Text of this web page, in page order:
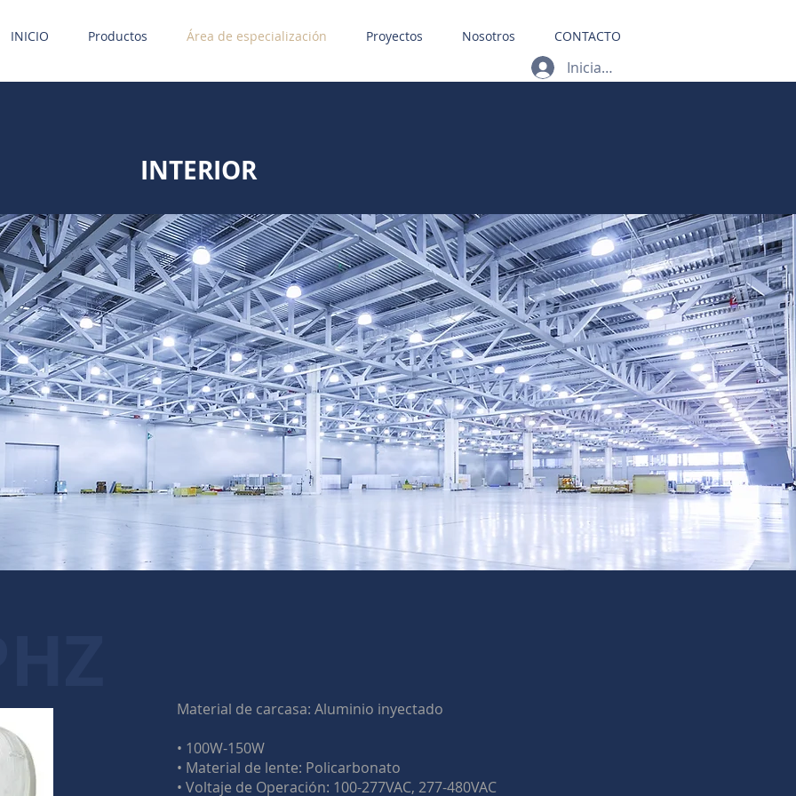
INICIO Productos Área de especialización Proyectos Nosotros CONTACTO
Iniciar sesión
INTERIOR
Material de carcasa: Aluminio inyectado
• 100W-150W​
• Material de lente: Policarbonato
• Voltaje de Operación: 100-277VAC, 277-480VAC